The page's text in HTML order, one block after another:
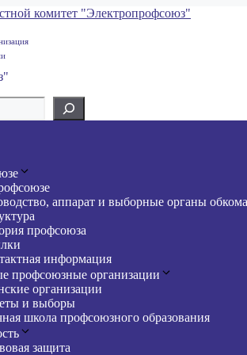
аппарат и выборные органы обкома
профсоюза
информация
профсоюзные организации
организации
и выборы
школа профсоюзного образования
защита